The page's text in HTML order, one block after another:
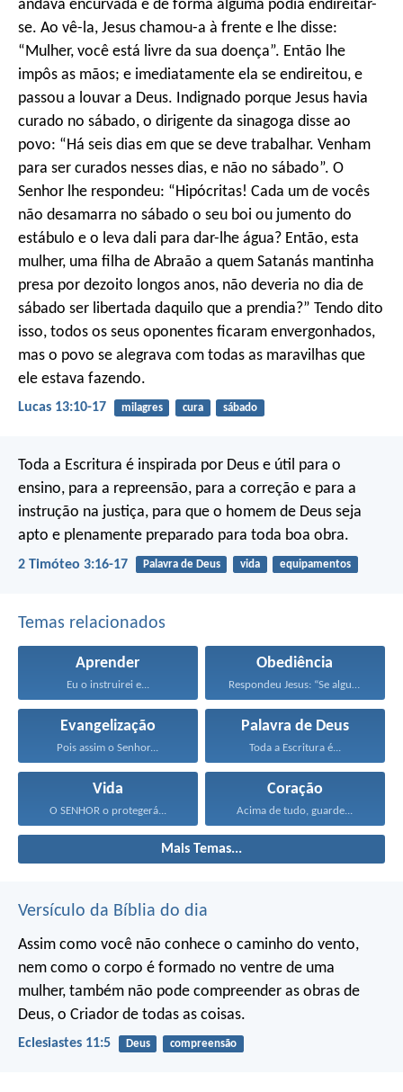
andava encurvada e de forma alguma podia endireitar-
se. Ao vê-la, Jesus chamou-a à frente e lhe disse:
“Mulher, você está livre da sua doença”. Então lhe
impôs as mãos; e imediatamente ela se endireitou, e
passou a louvar a Deus. Indignado porque Jesus havia
curado no sábado, o dirigente da sinagoga disse ao
povo: “Há seis dias em que se deve trabalhar. Venham
para ser curados nesses dias, e não no sábado”. O
Senhor lhe respondeu: “Hipócritas! Cada um de vocês
não desamarra no sábado o seu boi ou jumento do
estábulo e o leva dali para dar-lhe água? Então, esta
mulher, uma filha de Abraão a quem Satanás mantinha
presa por dezoito longos anos, não deveria no dia de
sábado ser libertada daquilo que a prendia?” Tendo dito
isso, todos os seus oponentes ficaram envergonhados,
mas o povo se alegrava com todas as maravilhas que
ele estava fazendo.
Lucas 13:10-17 milagres cura sábado
Toda a Escritura é inspirada por Deus e útil para o
ensino, para a repreensão, para a correção e para a
instrução na justiça, para que o homem de Deus seja
apto e plenamente preparado para toda boa obra.
2 Timóteo 3:16-17 Palavra de Deus vida equipamentos
Temas relacionados
Aprender
Eu o instruirei e...
Obediência
Respondeu Jesus: “Se alguém...
Evangelização
Pois assim o Senhor...
Palavra de Deus
Toda a Escritura é...
Vida
O SENHOR o protegerá...
Coração
Acima de tudo, guarde...
Mais Temas...
Versículo da Bíblia do dia
Assim como você não conhece o caminho do vento,
nem como o corpo é formado no ventre de uma
mulher, também não pode compreender as obras de
Deus, o Criador de todas as coisas.
Eclesiastes 11:5 Deus compreensão